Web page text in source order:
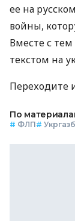
ее на
войны,
Вместе с
текстом на
Переходите
По
# ФЛП#